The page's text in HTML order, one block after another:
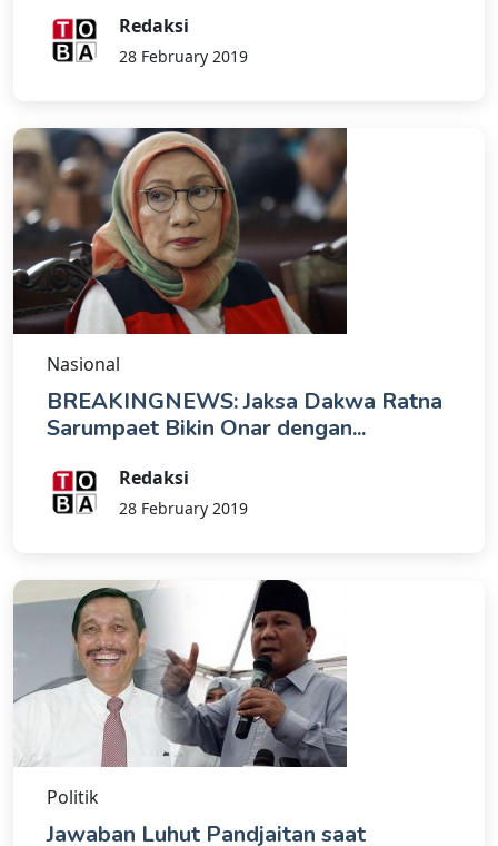
Redaksi
28 February 2019
Nasional
BREAKINGNEWS: Jaksa Dakwa Ratna
Sarumpaet Bikin Onar dengan...
Redaksi
28 February 2019
Politik
Jawaban Luhut Pandjaitan saat